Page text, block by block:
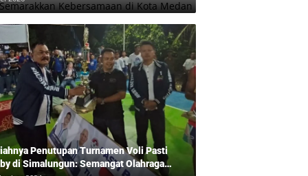
Penutupan Turnamen Voli Pasti
di Simalungun: Semangat Olahraga